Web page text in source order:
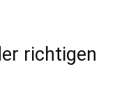
richtigen